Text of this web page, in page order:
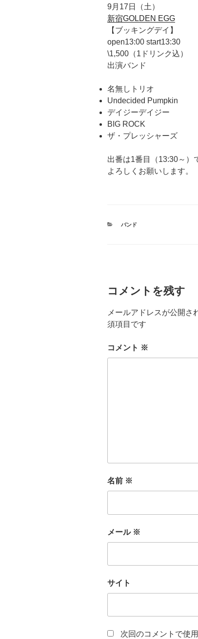
9月17日（土）
新宿GOLDEN EGG
【ブッキングデイ】
open13:00 start13:30
\1,500（1ドリンク込）
出演バンド
名無しトリオ
Undecided Pumpkin
デイジーデイジー
BIG ROCK
ザ・プレッシャーズ
出番は1番目（13:30～）
よろしくお願いします。
カ
バンド
コメントを残す
メールアドレスが公開さ
須項目です
コメント ※
名前 ※
メール ※
サイト
次回のコメントで使